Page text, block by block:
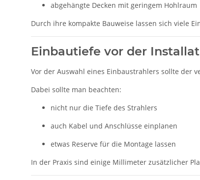
abgehängte Decken mit geringem Hohlraum
Durch ihre kompakte Bauweise lassen sich viele
Einbautiefe vor der
Vor der Auswahl eines Einbaustrahlers sollte der
Dabei sollte man beachten:
nicht nur die Tiefe des Strahlers
auch Kabel und Anschlüsse einplanen
etwas Reserve für die Montage lassen
In der Praxis sind einige Millimeter zusätzlicher